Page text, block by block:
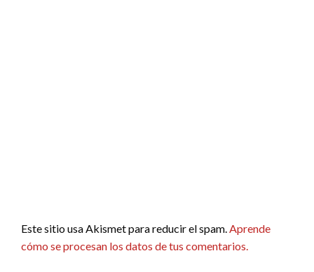
Este sitio usa Akismet para reducir el spam.Aprende
cómo se procesan los datos de tus comentarios.